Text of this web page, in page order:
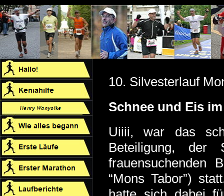
10. Silvesterlauf
Schnee und Eis
Uiiii, war das
Beteiligung,
frauensuchenden
“Mons Tabor”)